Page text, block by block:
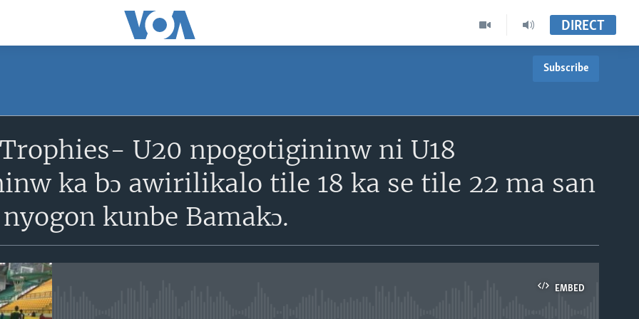
DIRECT
Subscribe
U20 npogotigininw ni U18
ka bɔ awirilikalo tile 18 ka se tile 22 ma san
kunbe Bamakɔ.
EMBED